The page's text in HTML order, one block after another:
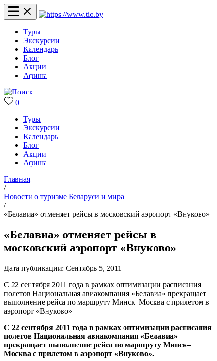
Туры
Экскурсии
Календарь
Блог
Акции
Афиша
0
Туры
Экскурсии
Календарь
Блог
Акции
Афиша
Главная
/
Новости о туризме Беларуси и мира
/
«Белавиа» отменяет рейсы в московский аэропорт «Внуково»
«Белавиа» отменяет рейсы в
московский аэропорт «Внуково»
Дата публикации: Сентябрь 5, 2011
С 22 сентября 2011 года в рамках оптимизации расписания
полетов Национальная авиакомпания «Белавиа» прекращает
выполнение рейса по маршруту Минск–Москва с прилетом в
аэропорт «Внуково»
С 22 сентября 2011 года в рамках оптимизации расписания
полетов Национальная авиакомпания «Белавиа»
прекращает выполнение рейса по маршруту Минск–
Москва с прилетом в аэропорт «Внуково».